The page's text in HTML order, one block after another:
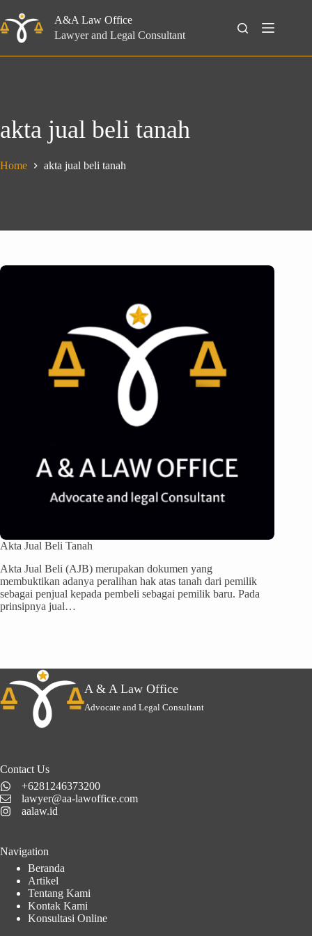
to
content
A&A Law Office
Lawyer and Legal Consultant
Search
akta jual beli tanah
Home akta jual beli tanah
Akta Jual Beli Tanah
Akta Jual Beli (AJB) merupakan dokumen yang
membuktikan adanya peralihan hak atas tanah dari pemilik
sebagai penjual kepada pembeli sebagai pemilik baru. Pada
prinsipnya jual…
A & A Law Office
Advocate and Legal Consultant
Contact Us
+6281246373200
lawyer@aa-lawoffice.com
aalaw.id
Navigation
Beranda
Artikel
Tentang Kami
Kontak Kami
Konsultasi Online